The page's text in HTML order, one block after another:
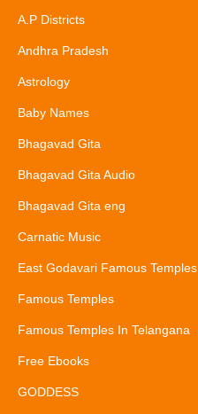
A.P Districts
Andhra Pradesh
Astrology
Baby Names
Bhagavad Gita
Bhagavad Gita Audio
Bhagavad Gita eng
Carnatic Music
East Godavari Famous Temples
Famous Temples
Famous Temples In Telangana
Free Ebooks
GODDESS